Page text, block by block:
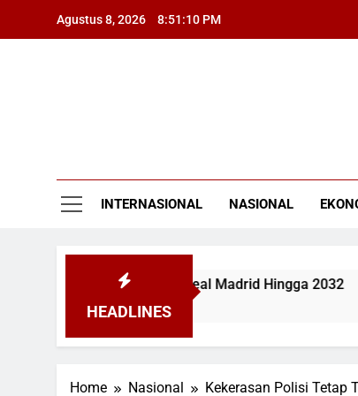
Agustus 8, 2026 8:51:10 PM
INTERNASIONAL NASIONAL
HEADLINES
Kontrak dengan Real Madrid Hingga 2032
Home Nasional Kekerasan Polisi Tetap